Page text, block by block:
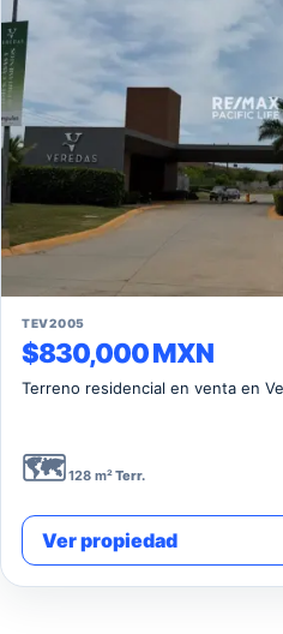
TEV2005
$830,000 MXN
Terreno residencial en venta en
🗺️128 m²Terr.
Ver propiedad